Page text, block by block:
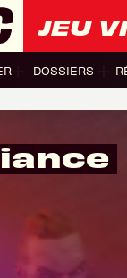
JEU
DOSSIERS